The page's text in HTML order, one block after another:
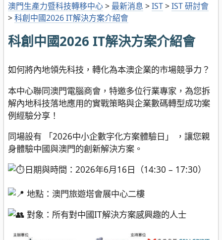
澳門生產力暨科技轉移中心> 最新消息 >IST>IST 研討會
>科創中國2026 IT解決方案介紹會
科創中國2026 IT解決方案介紹會
如何將內地領先科技，轉化為本澳企業的市場競爭力？
本中心聯同澳門電腦商會，特邀多位行業專家，為您拆
解內地科技落地應用的實戰策略與企業數碼轉型成功案
例經驗分享！
同場設有 「2026中小企數字化方案體驗日」 ，讓您親
身體驗中國與澳門的創新解決方案。
日期與時間：2026年6月16日（14:30 – 17:30）
地點：澳門旅遊塔會展中心二樓
對象：所有對中國IT解決方案感興趣的人士